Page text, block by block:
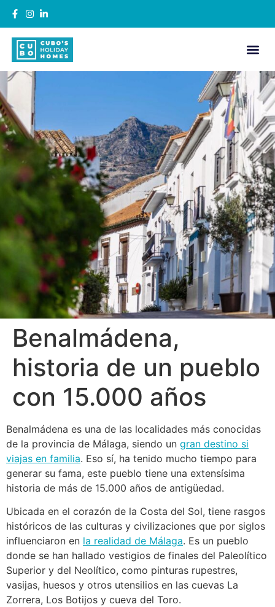
Benalmádena,
historia de un pueblo
con 15.000 años
Benalmádena es una de las localidades más conocidas
de la provincia de Málaga, siendo un gran destino si
viajas en familia. Eso sí, ha tenido mucho tiempo para
generar su fama, este pueblo tiene una extensísima
historia de más de 15.000 años de antigüedad.
Ubicada en el corazón de la Costa del Sol, tiene rasgos
históricos de las culturas y civilizaciones que por siglos
influenciaron en la realidad de Málaga. Es un pueblo
donde se han hallado vestigios de finales del Paleolítico
Superior y del Neolítico, como pinturas rupestres,
vasijas, huesos y otros utensilios en las cuevas La
Zorrera, Los Botijos y cueva del Toro.